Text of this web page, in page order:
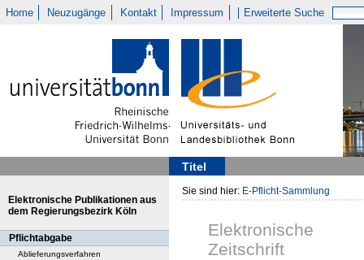
Home Neuzugänge Kontakt Impressum Erweiterte Suche
Titel
Elektronische Publikationen aus
dem Regierungsbezirk Köln
Pflichtabgabe
Ablieferungsverfahren
Sie sind hier: E-Pflicht-Sammlung
Elektronische
Zeitschrift